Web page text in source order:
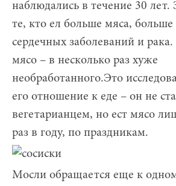
наблюдались в течение 30 лет.
те, кто ел больше мяса,
сердечных заболеваний и
мясо – в несколько раз хуже
необработанного.Это
его отношение к еде – он не
вегетарианцем, но ест мясо
раз в году, по праздникам.
Мосли обращается еще к